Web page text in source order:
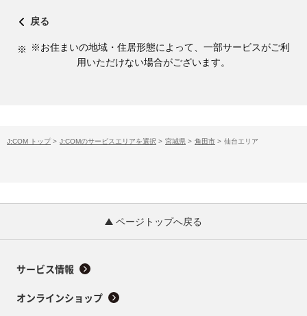
戻る
※お住まいの地域・住居形態によって、一部サービスがご利
用いただけない場合がございます。
J:COM トップ > J:COMのサービスエリアを選択 > 宮城県 > 角田市 > 仙台エリア
ページトップへ戻る
サービス情報
オンラインショップ